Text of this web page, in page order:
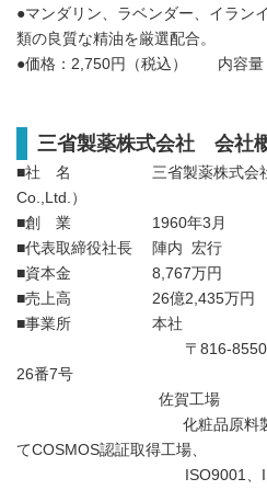
●マンダリン、ラベンダー、イラン
類の良質な精油を厳選配合。
●価格：2,750円（税込） 内容量
三省製薬株式会社 会社
■社 名 三省製薬株式会社（
Co.,Ltd.）
■創 業 1960年3月
■代表取締役社長 陣内 宏行
■資本金 8,767万円
■売上高 26億2,435万円
■事業所 本社
〒816-8550 福岡県
26番7号
佐賀工場
化粧品原料製造およ
てCOSMOS認証取得工場、
ISO9001、ISO22716